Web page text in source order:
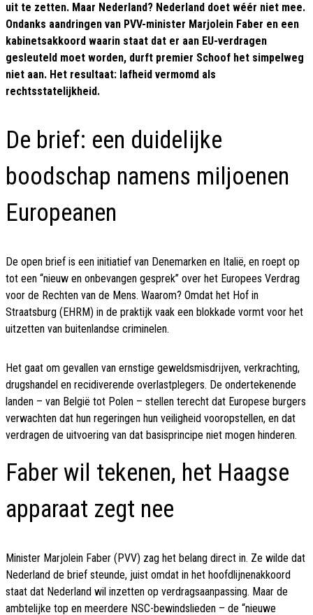
uit te zetten. Maar Nederland? Nederland doet wéér niet mee.
Ondanks aandringen van PVV-minister Marjolein Faber en een
kabinetsakkoord waarin staat dat er aan EU-verdragen
gesleuteld moet worden, durft premier Schoof het simpelweg
niet aan. Het resultaat: lafheid vermomd als
rechtsstatelijkheid.
De brief: een duidelijke
boodschap namens miljoenen
Europeanen
De open brief is een initiatief van Denemarken en Italië, en roept op
tot een “nieuw en onbevangen gesprek” over het Europees Verdrag
voor de Rechten van de Mens. Waarom? Omdat het Hof in
Straatsburg (EHRM) in de praktijk vaak een blokkade vormt voor het
uitzetten van buitenlandse criminelen.
Het gaat om gevallen van ernstige geweldsmisdrijven, verkrachting,
drugshandel en recidiverende overlastplegers. De ondertekenende
landen – van België tot Polen – stellen terecht dat Europese burgers
verwachten dat hun regeringen hun veiligheid vooropstellen, en dat
verdragen de uitvoering van dat basisprincipe niet mogen hinderen.
Faber wil tekenen, het Haagse
apparaat zegt nee
Minister Marjolein Faber (PVV) zag het belang direct in. Ze wilde dat
Nederland de brief steunde, juist omdat in het hoofdlijnenakkoord
staat dat Nederland wil inzetten op verdragsaanpassing. Maar de
ambtelijke top en meerdere NSC-bewindslieden – de “nieuwe